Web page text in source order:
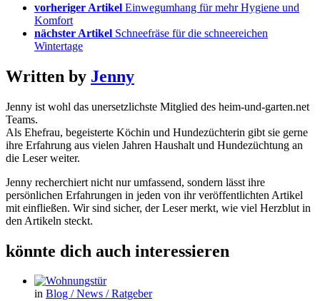
vorheriger Artikel Einwegumhang für mehr Hygiene und
Komfort
nächster Artikel Schneefräse für die schneereichen
Wintertage
Written by Jenny
Jenny ist wohl das unersetzlichste Mitglied des heim-und-garten.net
Teams.
Als Ehefrau, begeisterte Köchin und Hundezüchterin gibt sie gerne
ihre Erfahrung aus vielen Jahren Haushalt und Hundezüchtung an
die Leser weiter.
Jenny recherchiert nicht nur umfassend, sondern lässt ihre
persönlichen Erfahrungen in jeden von ihr veröffentlichten Artikel
mit einfließen. Wir sind sicher, der Leser merkt, wie viel Herzblut in
den Artikeln steckt.
könnte dich auch interessieren
in Blog / News / Ratgeber